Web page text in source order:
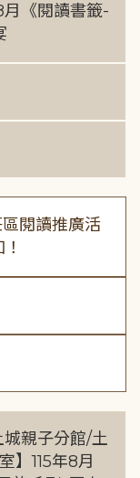
月《閱讀書籤-
區閱讀推廣活
城親子分館/土
】115年8月